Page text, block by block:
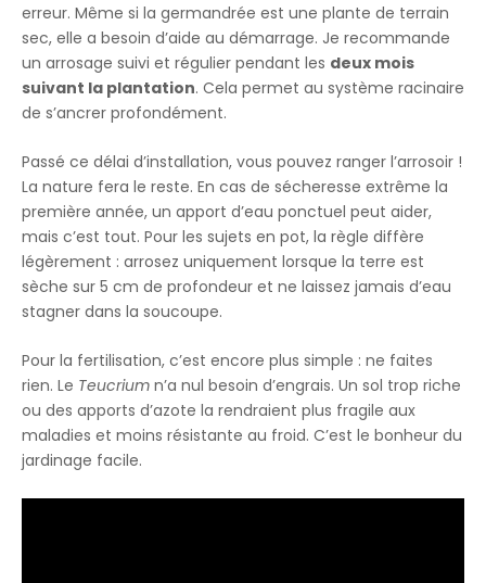
erreur. Même si la germandrée est une plante de terrain
sec, elle a besoin d’aide au démarrage. Je recommande
un arrosage suivi et régulier pendant les deux mois
suivant la plantation. Cela permet au système racinaire
de s’ancrer profondément.
Passé ce délai d’installation, vous pouvez ranger l’arrosoir !
La nature fera le reste. En cas de sécheresse extrême la
première année, un apport d’eau ponctuel peut aider,
mais c’est tout. Pour les sujets en pot, la règle diffère
légèrement : arrosez uniquement lorsque la terre est
sèche sur 5 cm de profondeur et ne laissez jamais d’eau
stagner dans la soucoupe.
Pour la fertilisation, c’est encore plus simple : ne faites
rien. Le Teucrium n’a nul besoin d’engrais. Un sol trop riche
ou des apports d’azote la rendraient plus fragile aux
maladies et moins résistante au froid. C’est le bonheur du
jardinage facile.